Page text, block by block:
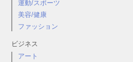
運動/スポーツ
美容/健康
ファッション
ビジネス
アート